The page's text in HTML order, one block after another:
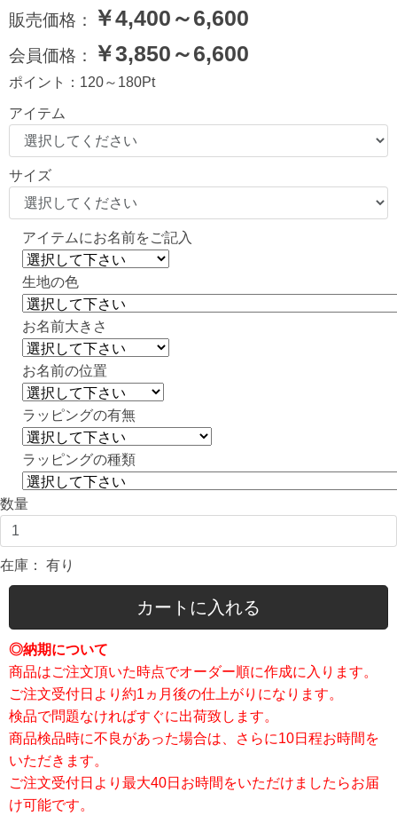
販売価格： ￥4,400～6,600
会員価格： ￥3,850～6,600
ポイント： 120～180Pt
アイテム
サイズ
アイテムにお名前をご記入
生地の色
お名前大きさ
お名前の位置
ラッピングの有無
ラッピングの種類
数量
在庫： 有り
カートに入れる
◎納期について
商品はご注文頂いた時点でオーダー順に作成に入ります。
ご注文受付日より約1ヵ月後の仕上がりになります。
検品で問題なければすぐに出荷致します。
商品検品時に不良があった場合は、さらに10日程お時間を
いただきます。
ご注文受付日より最大40日お時間をいただけましたらお届
け可能です。